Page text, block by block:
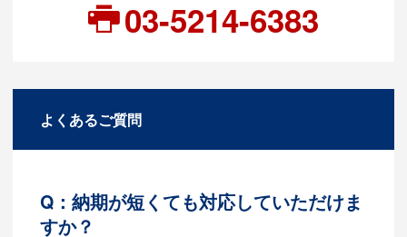
03-5214-6383
よくあるご質問
Q：納期が短くても対応していただけま
すか？